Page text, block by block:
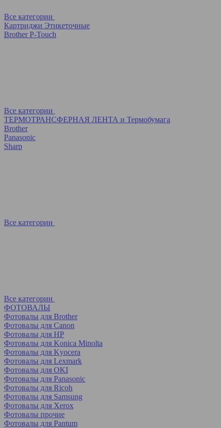
Все категории
Картриджи Этикеточные
Brother P-Touch
Все категории
ТЕРМОТРАНСФЕРНАЯ ЛЕНТА и Термобумага
Brother
Panasonic
Sharp
Все категории
Все категории
ФОТОВАЛЫ
Фотовалы для Brother
Фотовалы для Canon
Фотовалы для HP
Фотовалы для Koniсa Minolta
Фотовалы для Kyocera
Фотовалы для Lexmark
Фотовалы для OKI
Фотовалы для Panasonic
Фотовалы для Ricoh
Фотовалы для Samsung
Фотовалы для Xerox
Фотовалы прочие
Фотовалы для Pantum